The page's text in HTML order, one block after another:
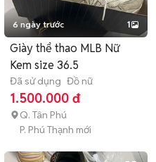
6 ngày trước 1
Giày thể thao MLB Nữ
Kem size 36.5
Đã sử dụng Đồ nữ
1.500.000 đ
Q. Tân Phú
P. Phú Thạnh mới